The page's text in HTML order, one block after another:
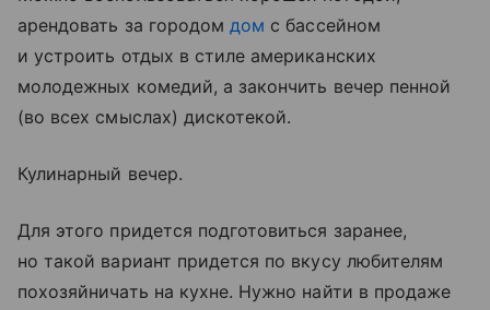
арендовать за городомдом с бассейном
и устроить отдых в стиле американских
молодежных комедий, а закончить вечер пенной
(во всех смыслах) дискотекой.
Кулинарный вечер.
Для этого придется подготовиться заранее,
но такой вариант придется по вкусу любителям
похозяйничать на кухне. Нужно найти в продаже